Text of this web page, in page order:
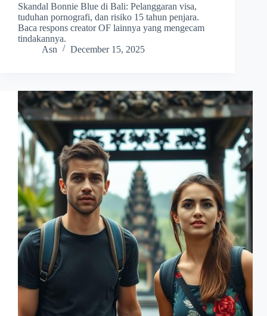
Skandal Bonnie Blue di Bali: Pelanggaran visa,
tuduhan pornografi, dan risiko 15 tahun penjara.
Baca respons creator OF lainnya yang mengecam
tindakannya.
Asn
December 15, 2025